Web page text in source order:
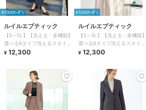
¥1000ｸｰﾎﾟﾝ
ルイルエブティック
【S～5L】【洗える・多機能】
選べる6タイプ洗えるスタイリ
ッシュビジネススーツパンツセ
¥ 12,300
¥1000ｸｰﾎﾟﾝ
ルイルエブティック
【S～5L】【洗える・多機能】
選べる6タイプ洗えるスタイリ
ッシュビジネススーツパンツセ
¥ 12,300